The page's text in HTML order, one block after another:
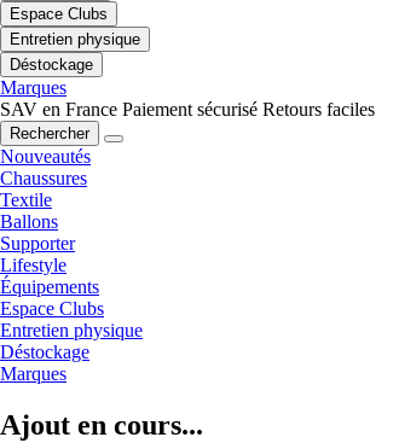
Espace Clubs
Entretien physique
Déstockage
Marques
SAV en France Paiement sécurisé Retours faciles
Rechercher
Nouveautés
Chaussures
Textile
Ballons
Supporter
Lifestyle
Équipements
Espace Clubs
Entretien physique
Déstockage
Marques
Ajout en cours...